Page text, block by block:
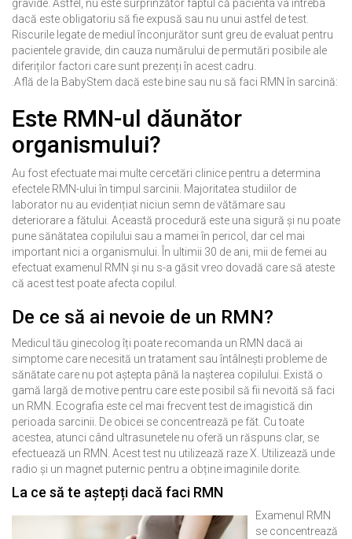
gravide. Astfel, nu este surprinzător faptul că pacienta va întreba
dacă este obligatoriu să fie expusă sau nu unui astfel de test.
Riscurile legate de mediul înconjurător sunt greu de evaluat pentru
pacientele gravide, din cauza numărului de permutări posibile ale
diferiților factori care sunt prezenți în acest cadru.
.Află de la BabyStem dacă este bine sau nu să faci RMN în sarcină:
Este RMN-ul dăunător
organismului?
Au fost efectuate mai multe cercetări clinice pentru a determina
efectele RMN-ului în timpul sarcinii. Majoritatea studiilor de
laborator nu au evidențiat niciun semn de vătămare sau
deteriorare a fătului. Această procedură este una sigură și nu poate
pune sănătatea copilului sau a mamei în pericol, dar cel mai
important nici a organismului. În ultimii 30 de ani, mii de femei au
efectuat examenul RMN și nu s-a găsit vreo dovadă care să ateste
că acest test poate afecta copilul.
De ce să ai nevoie de un RMN?
Medicul tău ginecolog îți poate recomanda un RMN dacă ai
simptome care necesită un tratament sau întâlnești probleme de
sănătate care nu pot aștepta până la nașterea copilului. Există o
gamă largă de motive pentru care este posibil să fii nevoită să faci
un RMN. Ecografia este cel mai frecvent test de imagistică din
perioada sarcinii. De obicei se concentrează pe făt. Cu toate
acestea, atunci când ultrasunetele nu oferă un răspuns clar, se
efectuează un RMN. Acest test nu utilizează raze X. Utilizează unde
radio și un magnet puternic pentru a obține imaginile dorite.
La ce să te aștepți dacă faci RMN
Examenul RMN
se concentrează